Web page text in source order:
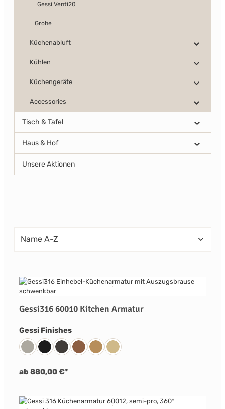
Gessi Venti20
Grohe
Küchenabluft
Kühlen
Küchengeräte
Accessories
Tisch & Tafel
Haus & Hof
Unsere Aktionen
Gessi316 60010 Kitchen Armatur
Gessi Finishesauswählen
239 Edelstahl Matt Gebürstet
299 Schwarz Matt
707 Metall Schwarz Gebürstet PVD
708 Kupfer Gebürstet PVD
726 Warm Bronze Gebürstet PVD
727 Messing Gebürstet PVD
ab 880,00 €*